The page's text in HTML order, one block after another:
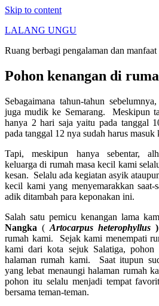
Skip to content
LALANG UNGU
Ruang berbagi pengalaman dan manfaat
Pohon kenangan di
Sebagaimana tahun-tahun
juga mudik ke Semarang. Meskipun
hanya 2 hari saja yaitu pada tanggal
pada tanggal 12 nya sudah harus
Tapi, meskipun hanya sebentar,
keluarga di rumah masa kecil kami
kesan. Selalu ada kegiatan asyik
kecil kami yang menyemarakkan
adik ditambah para keponakan ini.
Salah satu pemicu kenangan lama
Nangka ( Artocarpus heterophyllus
rumah kami. Sejak kami menempati
kami dari kota sejuk Salatiga, pohon
halaman rumah kami. Saat itupun
yang lebat menaungi halaman rumah
pohon itu selalu menjadi tempat
bersama teman-teman.